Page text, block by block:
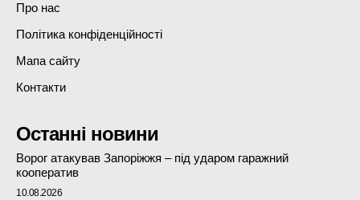
Про нас
Політика конфіденційності
Мапа сайту
Контакти
Останні новини
Ворог атакував Запоріжжя – під ударом гаражний
кооператив
10.08.2026